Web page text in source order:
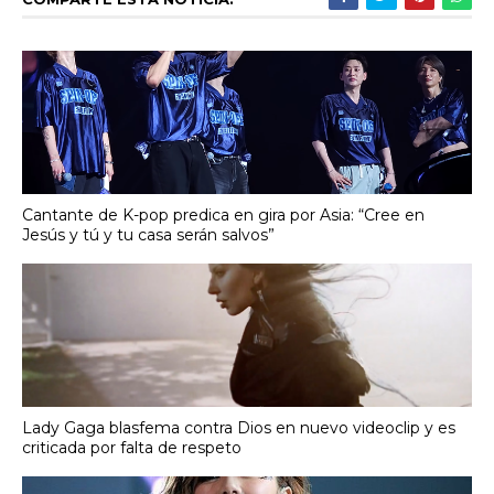
Cantante de K-pop predica en gira por Asia: “Cree en
Jesús y tú y tu casa serán salvos”
Lady Gaga blasfema contra Dios en nuevo videoclip y es
criticada por falta de respeto